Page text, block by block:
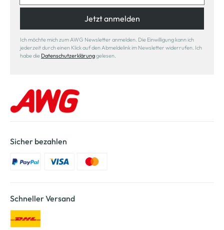
Jetzt anmelden
Ich möchte mich zum AWG Newsletter anmelden. Die Einwilligung kann ich
jederzeit durch einen Klick auf den Abmeldelink im Newsletter widerrufen. Ich
habe die Datenschutzerklärunggelesen.
Sicher bezahlen
Schneller Versand